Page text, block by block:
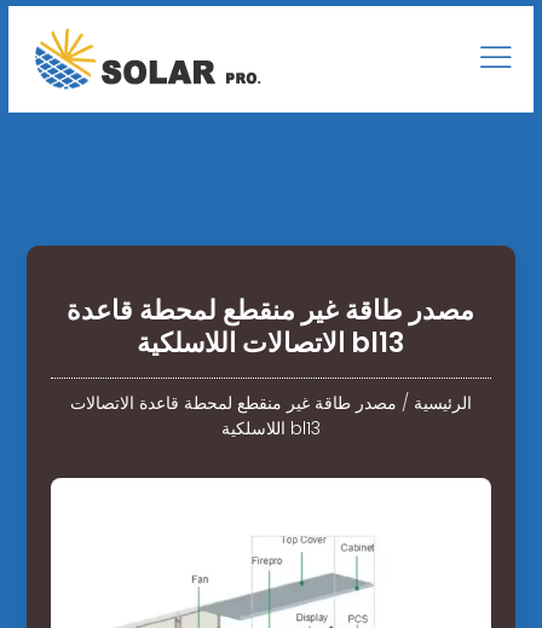
مصدر طاقة غير منقطع لمحطة قاعدة
الاتصالات اللاسلكية bl13
الرئيسية / مصدر طاقة غير منقطع لمحطة قاعدة الاتصالات
اللاسلكية bl13